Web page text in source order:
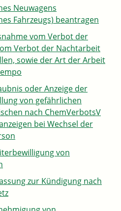
Neuwagens
Fahrzeugs) beantragen
vom Verbot der
Verbot der Nachtarbeit
sowie der Art der Arbeit
oder Anzeige der
von gefährlichen
nach ChemVerbotsV
bei Wechsel der
von
zur Kündigung nach